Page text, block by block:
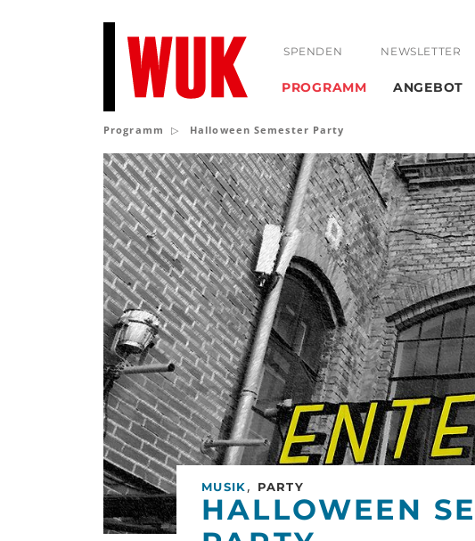
SPENDEN NEWSLETTER
PROGRAMM ANGEBOT
Programm Halloween Semester Party
MUSIK, PARTY
HALLOWEEN